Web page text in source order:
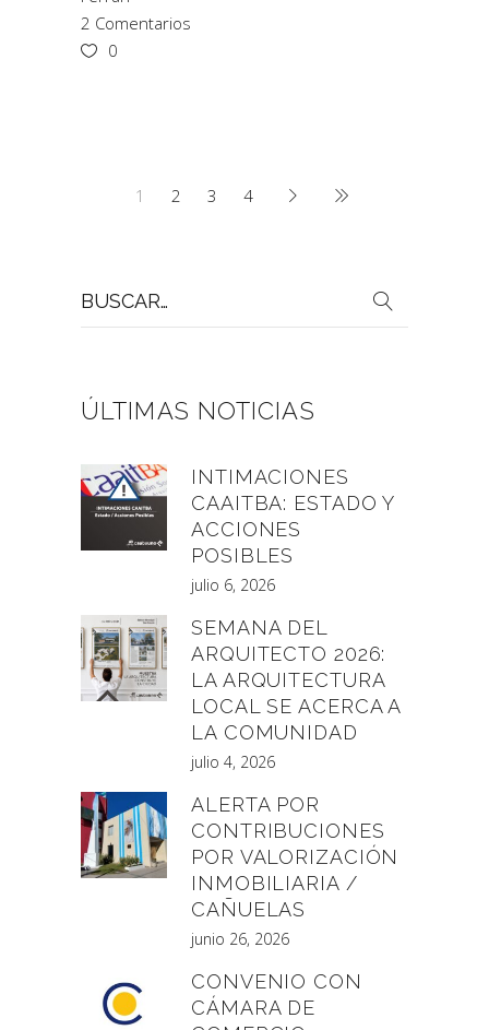
2 Comentarios
0
1 2 3 4
por:
ÚLTIMAS NOTICIAS
INTIMACIONES
CAAITBA: ESTADO Y
ACCIONES
POSIBLES
julio 6, 2026
SEMANA DEL
ARQUITECTO 2026:
LA ARQUITECTURA
LOCAL SE ACERCA A
LA COMUNIDAD
julio 4, 2026
ALERTA POR
CONTRIBUCIONES
POR VALORIZACIÓN
INMOBILIARIA /
CAÑUELAS
junio 26, 2026
CONVENIO CON
CÁMARA DE